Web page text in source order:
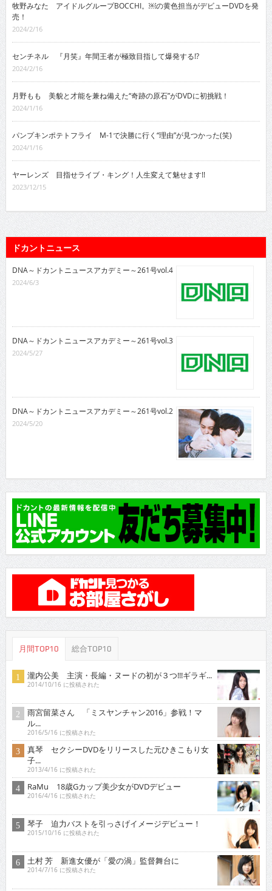
牧野みなた アイドルグループBOCCHI。￼の黄色担当がデビューDVDを発
売！
2024/2/16
センチネル 『月笑』年間王者が極致目指して爆発する!?
2024/2/16
月野もも 美貌と才能を兼ね備えた“奇跡の原石”がDVDに初挑戦！
2024/1/16
パンプキンポテトフライ M-1で決勝に行く“理由”が見つかった(笑)
2024/1/16
ヤーレンズ 目指せライブ・キング！人生変えて魅せます!!
2023/12/15
ドカントニュース
DNA～ドカントニュースアカデミー～261号vol.4
2024/6/3
DNA～ドカントニュースアカデミー～261号vol.3
2024/5/27
DNA～ドカントニュースアカデミー～261号vol.2
2024/5/20
月間TOP10 総合TOP10
瀧内公美 主演・長編・ヌードの初が３つ!!!ギラギ...
2014/10/16 に投稿された
雨宮留菜さん 「ミスヤンチャン2016」参戦！マ
ル...
2016/5/16 に投稿された
真琴 セクシーDVDをリリースした元ひきこもり女
子...
2013/4/16 に投稿された
RaMu 18歳Gカップ美少女がDVDデビュー
2016/4/16 に投稿された
琴子 迫力バストを引っさげイメージデビュー！
2015/10/16 に投稿された
土村 芳 新進女優が「愛の渦」監督舞台に
2014/7/16 に投稿された